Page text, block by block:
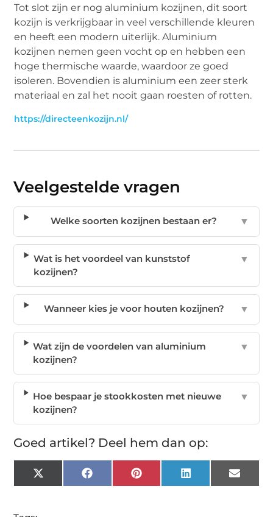
Tot slot zijn er nog aluminium kozijnen, dit soort
kozijn is verkrijgbaar in veel verschillende kleuren
en heeft een modern uiterlijk. Aluminium
kozijnen nemen geen vocht op en hebben een
hoge thermische waarde, waardoor ze goed
isoleren. Bovendien is aluminium een zeer sterk
materiaal en zal het nooit gaan roesten of rotten.
https://directeenkozijn.nl/
Veelgestelde vragen
Welke soorten kozijnen bestaan er? ▼
Wat is het voordeel van kunststof
kozijnen?
▼
Wanneer kies je voor houten kozijnen? ▼
Wat zijn de voordelen van aluminium
kozijnen?
▼
Hoe bespaar je stookkosten met nieuwe
kozijnen?
▼
Goed artikel? Deel hem dan op:
X
(Twitter)
FacebookPinterest LinkedIn Email